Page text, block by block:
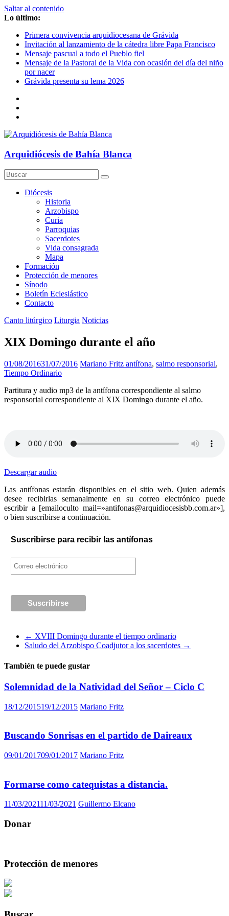
Saltar al contenido
Lo último:
Primera convivencia arquidiocesana de Grávida
Invitación al lanzamiento de la cátedra libre Papa Francisco
Mensaje pascual a todo el Pueblo fiel
Mensaje de la Pastoral de la Vida con ocasión del día del niño
por nacer
Grávida presenta su lema 2026
Arquidiócesis de Bahía Blanca
Diócesis
Historia
Arzobispo
Curia
Parroquias
Sacerdotes
Vida consagrada
Mapa
Formación
Protección de menores
Sínodo
Boletín Eclesiástico
Contacto
Canto litúrgico Liturgia Noticias
XIX Domingo durante el año
01/08/201631/07/2016 Mariano Fritz antífona, salmo responsorial,
Tiempo Ordinario
Partitura y audio mp3 de la antífona correspondiente al salmo
responsorial correspondiente al XIX Domingo durante el año.
Descargar audio
Las antífonas estarán disponibles en el sitio web. Quien además
desee recibirlas semanalmente en su correo electrónico puede
escribir a [emailoculto mail=»antifonas@arquidiocesisbb.com.ar»],
o bien suscribirse a continuación.
Suscribirse para recibir las antífonas
← XVIII Domingo durante el tiempo ordinario
Saludo del Arzobispo Coadjutor a los sacerdotes →
También te puede gustar
Solemnidad de la Natividad del Señor – Ciclo C
18/12/201519/12/2015 Mariano Fritz
Buscando Sonrisas en el partido de Daireaux
09/01/201709/01/2017 Mariano Fritz
Formarse como catequistas a distancia.
11/03/202111/03/2021 Guillermo Elcano
Donar
Protección de menores